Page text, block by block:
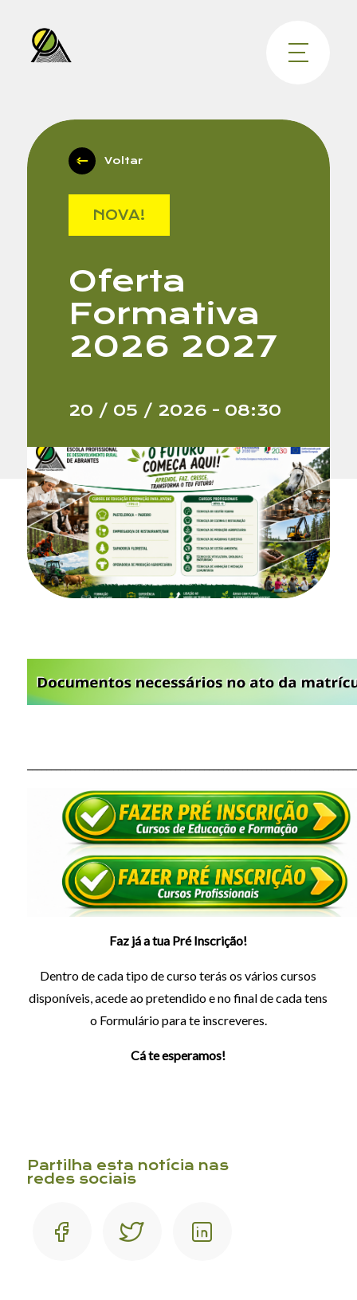
Nome
Email
Voltar
NOVA!
Oferta
Formativa
2026 2027
20 / 05 / 2026 - 08:30
Faz já a tua Pré Inscrição!
Dentro de cada tipo de curso terás os vários cursos
disponíveis, acede ao pretendido e no final de cada tens
o Formulário para te inscreveres.
Cá te esperamos!
Partilha esta notícia nas
redes sociais